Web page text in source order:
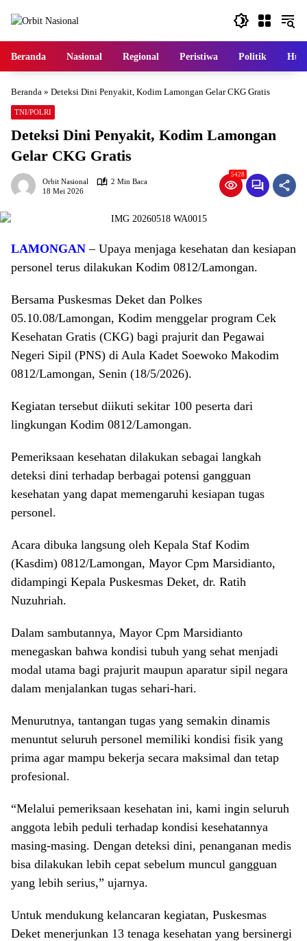
Beranda Nasional Regional Peristiwa Politik
Beranda » Deteksi Dini Penyakit, Kodim Lamongan Gelar CKG Gratis
TNI/POLRI
Deteksi Dini Penyakit, Kodim Lamongan
Gelar CKG Gratis
Orbit Nasional
2 Min Baca
18 Mei 2026
5428
LAMONGAN – Upaya menjaga kesehatan dan kesiapan
personel terus dilakukan Kodim 0812/Lamongan.
Bersama Puskesmas Deket dan Polkes
05.10.08/Lamongan, Kodim menggelar program Cek
Kesehatan Gratis (CKG) bagi prajurit dan Pegawai
Negeri Sipil (PNS) di Aula Kadet Soewoko Makodim
0812/Lamongan, Senin (18/5/2026).
Kegiatan tersebut diikuti sekitar 100 peserta dari
lingkungan Kodim 0812/Lamongan.
Pemeriksaan kesehatan dilakukan sebagai langkah
deteksi dini terhadap berbagai potensi gangguan
kesehatan yang dapat memengaruhi kesiapan tugas
personel.
Acara dibuka langsung oleh Kepala Staf Kodim
(Kasdim) 0812/Lamongan, Mayor Cpm Marsidianto,
didampingi Kepala Puskesmas Deket, dr. Ratih
Nuzuhriah.
Dalam sambutannya, Mayor Cpm Marsidianto
menegaskan bahwa kondisi tubuh yang sehat menjadi
modal utama bagi prajurit maupun aparatur sipil negara
dalam menjalankan tugas sehari-hari.
Menurutnya, tantangan tugas yang semakin dinamis
menuntut seluruh personel memiliki kondisi fisik yang
prima agar mampu bekerja secara maksimal dan tetap
profesional.
“Melalui pemeriksaan kesehatan ini, kami ingin seluruh
anggota lebih peduli terhadap kondisi kesehatannya
masing-masing. Dengan deteksi dini, penanganan medis
bisa dilakukan lebih cepat sebelum muncul gangguan
yang lebih serius,” ujarnya.
Untuk mendukung kelancaran kegiatan, Puskesmas
Deket menerjunkan 13 tenaga kesehatan yang bersinergi